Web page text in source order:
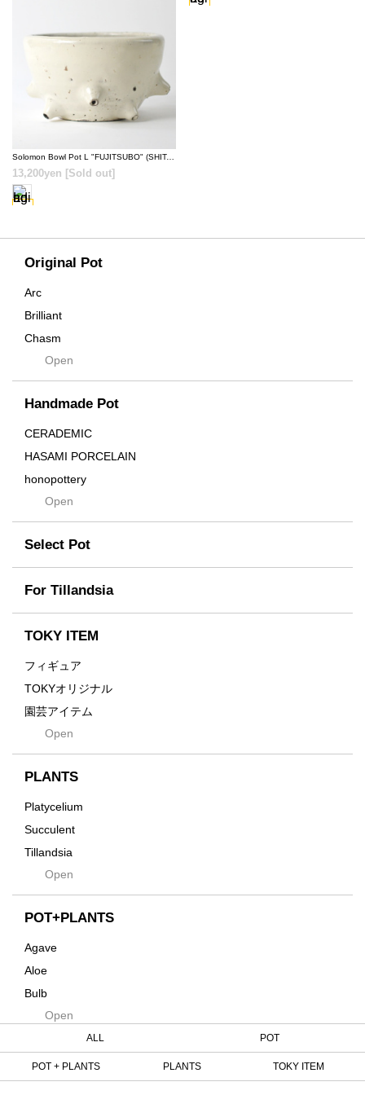
Original Pot
Arc
Brilliant
Chasm
Contra
Cream
Crown
Distortion
Drop
DUNE
Flames
For
Former
Fused
Earth
emeth
Enhance
Grid
Innocence
Kodama
Native
Progress
Quartz
RAKU
Rock
Open
Handmade Pot
CERADEMIC
HASAMI PORCELAIN
honopottery
nocturne
tamanhayat
TETSUYA OZAWA
Scratch
Takehiro Ito
Yuya Iha
Open
Select Pot
For Tillandsia
TOKY ITEM
フィギュア
TOKYオリジナル
園芸アイテム
土・化粧石・活力剤
インテリア・デザイン雑貨
Tシャツ・バッグ
その他
Open
PLANTS
Platycelium
Succulent
Tillandsia
SeedsOpen
POT+PLANTS
Agave
Aloe
Bulb
Cactus
Cycas
Euphorbia
Open
Solomon Bowl Pot L "FUJITSUBO" (SHITAN-YU) [ TOKY 10th Anniversary Model ]
13,200yen [Sold out]
ALL POT
POT + PLANTS PLANTS TOKY ITEM